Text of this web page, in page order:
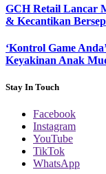
GCH Retail Lancar
& Kecantikan
‘Kontrol Game
Keyakinan Anak
Stay In Touch
Facebook
Instagram
YouTube
TikTok
WhatsApp